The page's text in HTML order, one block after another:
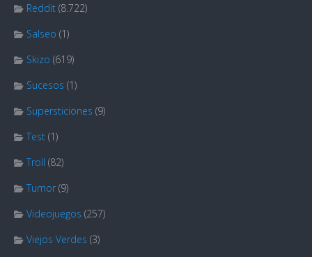
Reddit (8.722)
Salseo (1)
Skizo (619)
Sucesos (1)
Supersticiones (9)
Test (1)
Troll (82)
Tumor (9)
Videojuegos (257)
Viejos Verdes (3)